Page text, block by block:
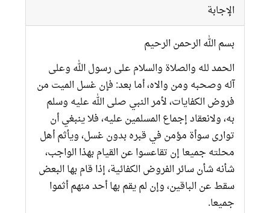
الإجابة
بسم الله الرحمن الرحيم
الحمد لله والصلاة والسلام على رسول الله وعلى
آله وصحبه ومن والاه، أما بعد: فإن غسل الميت من
فروض الكفايات، لأمر النبي صلى الله عليه وسلم
به، ولانعقاد إجماع المسلمين عليه، فلا ينبغي أن
توارى سوأة مؤمن في قبره بدون غسل، ويأثم أهل
محلته جميعا إن تقاعسوا عن القيام بهذا الواجب،
شأنه شأن سائر الفروض الكفائية، إذا قام بها البعض
سقط عن الباقين، وإن لم يقم بها أحد منهم أثموا
جميعا.